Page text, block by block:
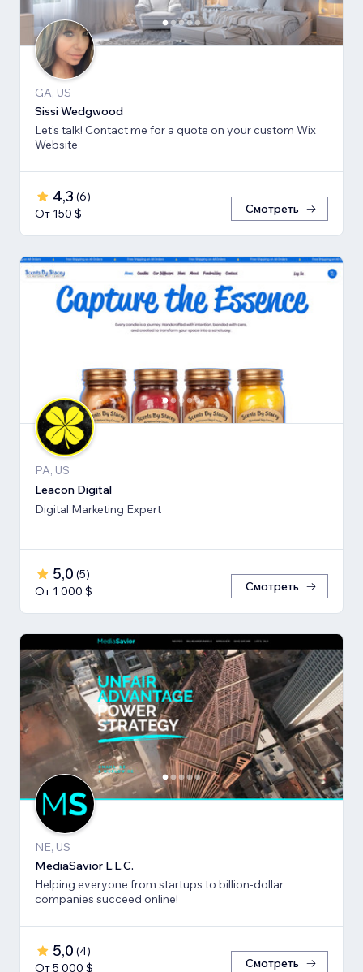
GA, US
Sissi Wedgwood
Let's talk! Contact me for a quote on your custom Wix
Website
4,3 (6)
От 150 $
Смотреть
PA, US
Leacon Digital
Digital Marketing Expert
5,0 (5)
От 1 000 $
Смотреть
NE, US
MediaSavior L.L.C.
Helping everyone from startups to billion-dollar
companies succeed online!
5,0 (4)
От 5 000 $
Смотреть